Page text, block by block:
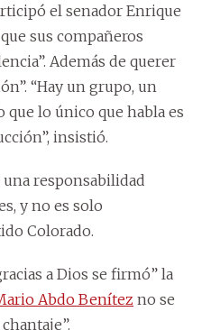
el senador Enrique
sus compañeros
Además de querer
“Hay un grupo, un
lo único que habla es
insistió.
responsabilidad
y no es solo
Colorado.
a Dios se firmó” la
Abdo Benítez no se